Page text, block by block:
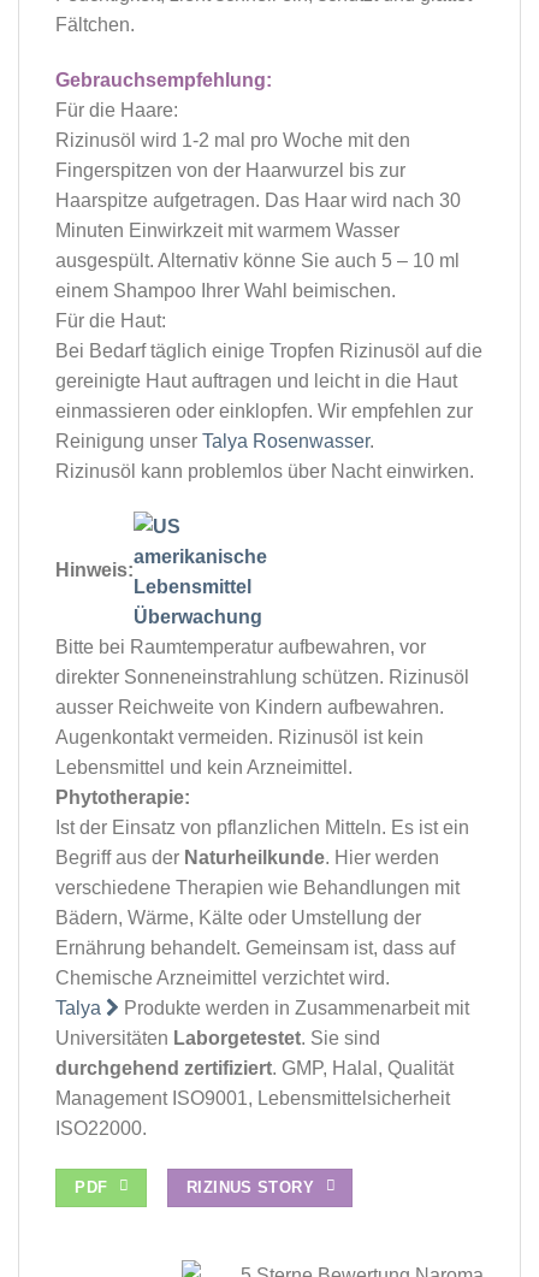
Fältchen.
Gebrauchsempfehlung:
Für die Haare:
Rizinusöl wird 1-2 mal pro Woche mit den
Fingerspitzen von der Haarwurzel bis zur
Haarspitze aufgetragen. Das Haar wird nach 30
Minuten Einwirkzeit mit warmem Wasser
ausgespült. Alternativ könne Sie auch 5 – 10 ml
einem Shampoo Ihrer Wahl beimischen.
Für die Haut:
Bei Bedarf täglich einige Tropfen Rizinusöl auf die
gereinigte Haut auftragen und leicht in die Haut
einmassieren oder einklopfen. Wir empfehlen zur
Reinigung unser Talya Rosenwasser.
Rizinusöl kann problemlos über Nacht einwirken.
Hinweis:
Bitte bei Raumtemperatur aufbewahren, vor
direkter Sonneneinstrahlung schützen. Rizinusöl
ausser Reichweite von Kindern aufbewahren.
Augenkontakt vermeiden. Rizinusöl ist kein
Lebensmittel und kein Arzneimittel.
Phytotherapie:
Ist der Einsatz von pflanzlichen Mitteln. Es ist ein
Begriff aus der Naturheilkunde. Hier werden
verschiedene Therapien wie Behandlungen mit
Bädern, Wärme, Kälte oder Umstellung der
Ernährung behandelt. Gemeinsam ist, dass auf
Chemische Arzneimittel verzichtet wird.
Talya
Produkte werden in Zusammenarbeit mit
Universitäten Laborgetestet. Sie sind
durchgehend zertifiziert. GMP, Halal, Qualität
Management ISO9001, Lebensmittelsicherheit
ISO22000.
PDF RIZINUS STORY